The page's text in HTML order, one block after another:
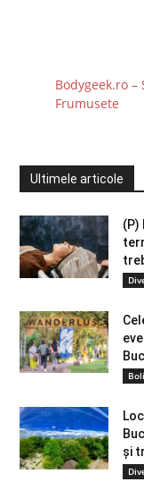
Bodygeek.ro –
Frumusete
Ultimele articole
(P)
și